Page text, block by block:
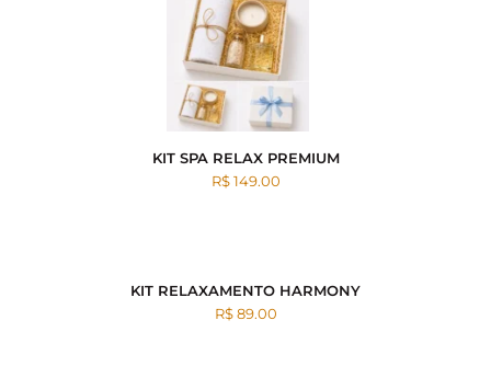
KIT SPA RELAX PREMIUM
R$ 149.00
KIT RELAXAMENTO HARMONY
R$ 89.00